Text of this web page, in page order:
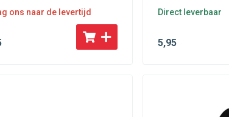
ons naar de levertijd Direct leverbaar
5,95